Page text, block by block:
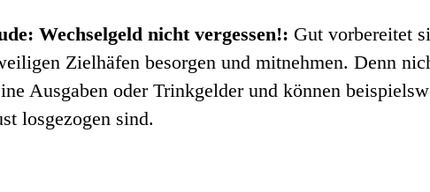
Wechselgeld nicht vergessen!: Gut vorbereitet
Zielhäfen besorgen und mitnehmen. Denn
Ausgaben oder Trinkgelder und können
losgezogen sind.